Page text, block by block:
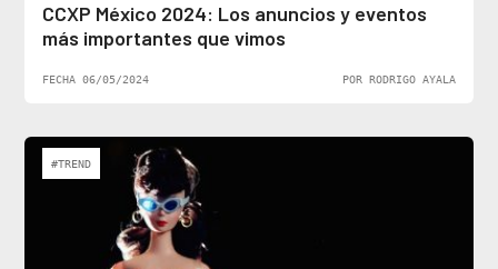
CCXP México 2024: Los anuncios y eventos
más importantes que vimos
FECHA 06/05/2024 POR RODRIGO AYALA
#TREND